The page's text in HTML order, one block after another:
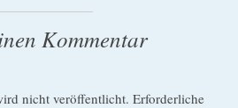
Kommentar
nicht veröffentlicht. Erforderliche